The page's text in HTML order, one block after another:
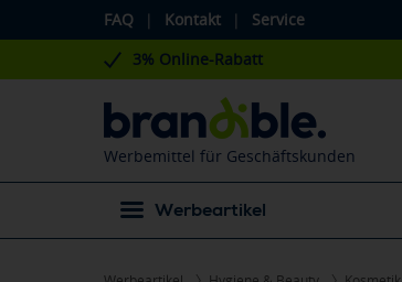
FAQ | Kontakt | Service
3% Online-Rabatt
Werbemittel für Geschäftskunden
Werbeartikel